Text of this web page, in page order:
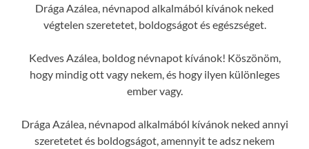
Drága Azálea, névnapod alkalmából kívánok neked
végtelen szeretetet, boldogságot és egészséget.
Kedves Azálea, boldog névnapot kívánok! Köszönöm,
hogy mindig ott vagy nekem, és hogy ilyen különleges
ember vagy.
Drága Azálea, névnapod alkalmából kívánok neked annyi
szeretetet és boldogságot, amennyit te adsz nekem